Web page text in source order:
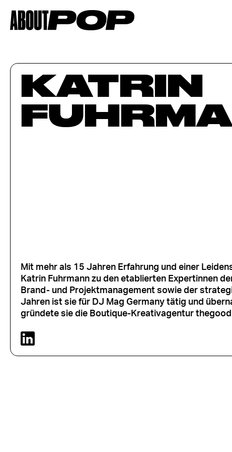
KATRIN
Mit mehr als 15 Jahren Erfahrung und einer
Katrin Fuhrmann zu den etablierten Expertinnen
Brand- und Projektmanagement sowie der
Jahren ist sie für DJ Mag Germany tätig und
gründete sie die Boutique-Kreativagentur